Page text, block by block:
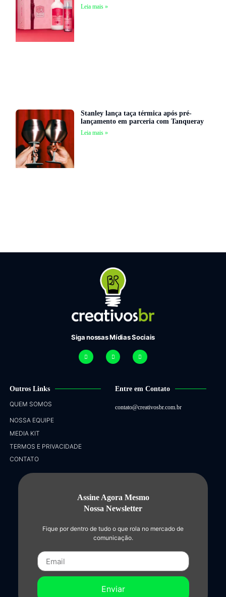
Leia mais »
Stanley lança taça térmica após pré-
lançamento em parceria com Tanqueray
Leia mais »
Siga nossas Mídias Sociais
Outros Links
QUEM SOMOS
NOSSA EQUIPE
MEDIA KIT
TERMOS E PRIVACIDADE
CONTATO
Entre em Contato
contato@creativosbr.com.br
Assine Agora Mesmo
Nossa Newsletter
Fique por dentro de tudo o que rola no mercado de
comunicação.
Enviar